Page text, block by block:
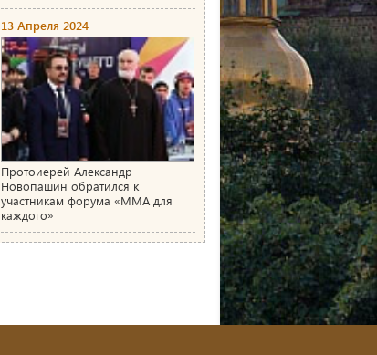
13 Апреля 2024
Протоиерей Александр
Новопашин обратился к
участникам форума «ММА для
каждого»